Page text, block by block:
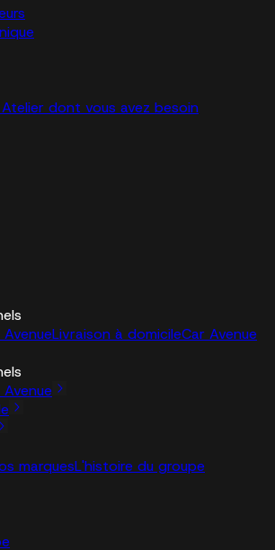
dont vous avez besoin
Livraison à domicileCar Avenue
marquesL'histoire du groupe